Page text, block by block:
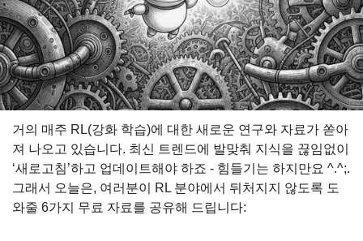
거의 매주 RL(강화 학습)에 대한 새로운 연구와 자료가 쏟아
져 나오고 있습니다. 최신 트렌드에 발맞춰 지식을 끊임없이
‘새로고침’하고 업데이트해야 하죠 - 힘들기는 하지만요 ^.^;.
그래서 오늘은, 여러분이 RL 분야에서 뒤처지지 않도록 도
와줄 6가지 무료 자료를 공유해 드립니다: